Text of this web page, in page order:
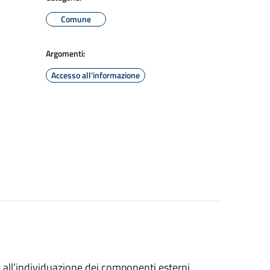
Comune
Argomenti:
Accesso all'informazione